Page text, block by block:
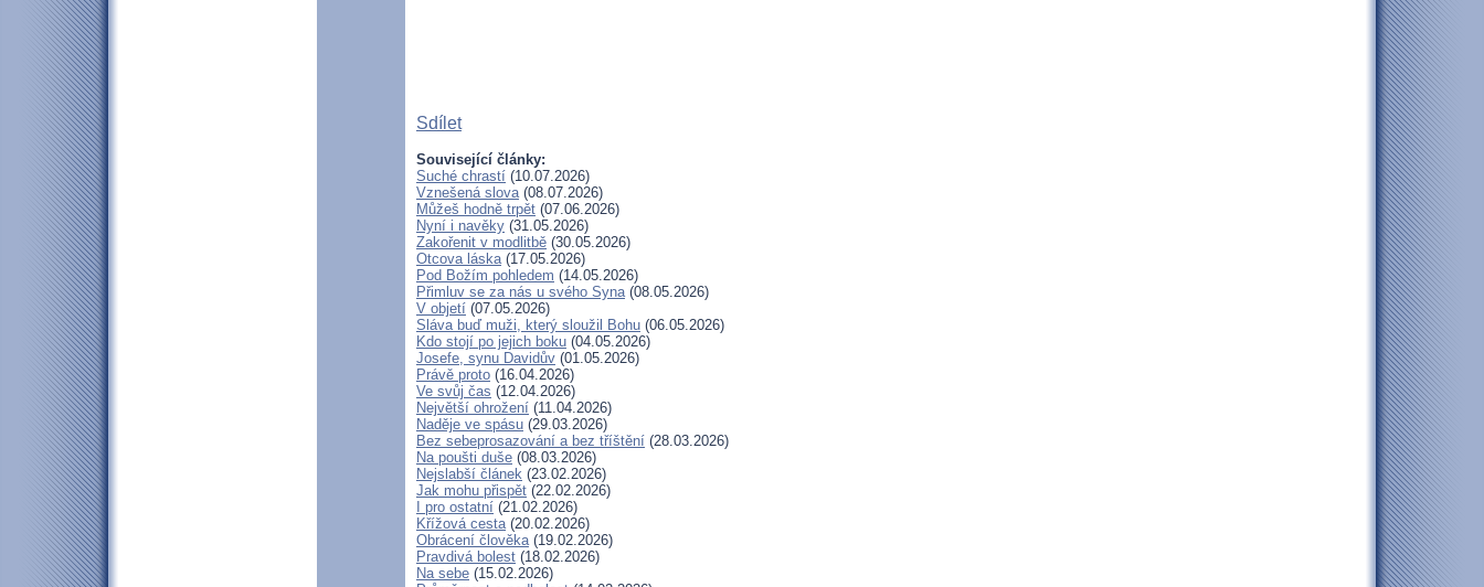
Sdílet
Související články:
Suché chrastí (10.07.2026)
Vznešená slova(08.07.2026)
Můžeš hodně trpět (07.06.2026)
Nyní i navěky (31.05.2026)
Zakořenit v modlitbě (30.05.2026)
Otcova láska(17.05.2026)
Pod Božím pohledem (14.05.2026)
Přimluv se za nás u svého Syna(08.05.2026)
V objetí (07.05.2026)
Sláva buď muži, který sloužil Bohu (06.05.2026)
Kdo stojí po jejich boku (04.05.2026)
Josefe, synu Davidův (01.05.2026)
Právě proto (16.04.2026)
Ve svůj čas (12.04.2026)
Největší ohrožení (11.04.2026)
Naděje ve spásu (29.03.2026)
Bez sebeprosazování a bez tříštění (28.03.2026)
Na poušti duše (08.03.2026)
Nejslabší článek (23.02.2026)
Jak mohu přispět (22.02.2026)
I pro ostatní (21.02.2026)
Křížová cesta(20.02.2026)
Obrácení člověka(19.02.2026)
Pravdivá bolest (18.02.2026)
Na sebe (15.02.2026)